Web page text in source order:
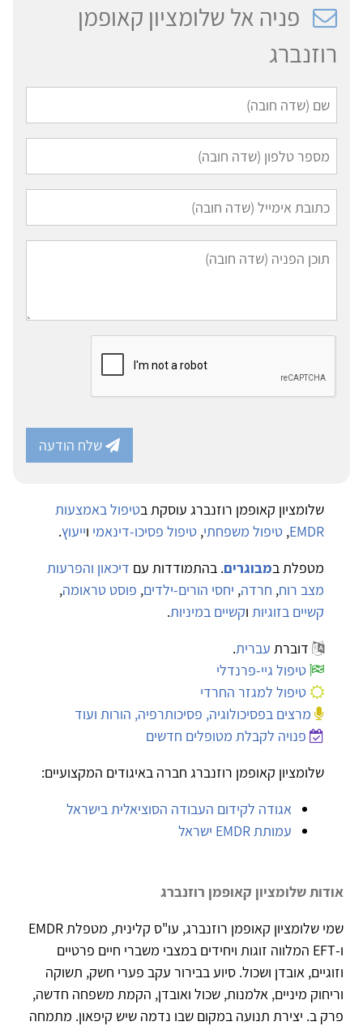
פניה אל שלומציון קאופמן
רוזנברג
שלח הודעה
שלומציון קאופמן רוזנברג עוסקת בטיפול באמצעות
EMDR
, טיפול משפחתי, טיפול פסיכו-דינאמי וייעוץ.
מטפלת במבוגרים. בהתמודדות עם דיכאון והפרעות
מצב רוח, חרדה, יחסי הורים-ילדים, פוסט טראומה,
קשיים בזוגיות וקשיים במיניות.
דוברת עברית.
טיפול גיי-פרנדלי
טיפול למגזר החרדי
מרצים בפסיכולוגיה, פסיכותרפיה, הורות ועוד
פנויה לקבלת מטופלים חדשים
שלומציון קאופמן רוזנברג חברה באיגודים המקצועיים:
אגודה לקידום העבודה הסוציאלית בישראל
עמותת EMDR ישראל
אודות שלומציון קאופמן רוזנברג
שמי שלומציון קאופמן רוזנברג, עו"ס קלינית, מטפלת EMDR
ו-EFT המלווה זוגות ויחידים במצבי משברי חיים פרטיים
וזוגיים, אובדן ושכול. סיוע בבירור עקב פערי חשק, תשוקה
וריחוק מיניים, אלמנות, שכול ואובדן, הקמת משפחה חדשה,
פרק ב. יצירת תנועה במקום שבו נדמה שיש קיפאון. מתמחה